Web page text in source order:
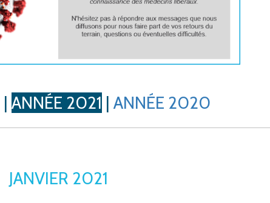
|ANNÉE 2021 |ANNÉE 2020
JANVIER 2021